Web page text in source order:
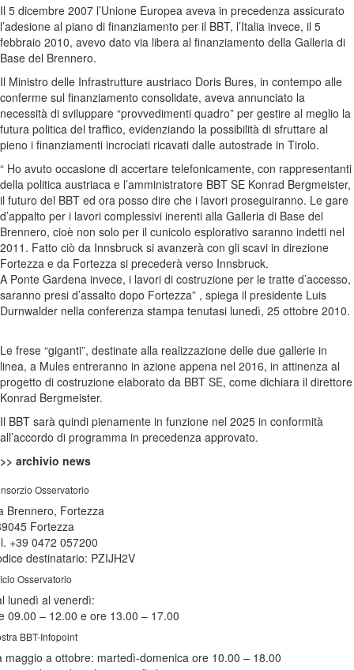
Il 5 dicembre 2007 l’Unione Europea aveva in precedenza assicurato
l’adesione al piano di finanziamento per il BBT, l’Italia invece, il 5
febbraio 2010, avevo dato via libera al finanziamento della Galleria di
Base del Brennero.
Il Ministro delle Infrastrutture austriaco Doris Bures, in contempo alle
conferme sul finanziamento consolidate, aveva annunciato la
necessità di sviluppare “provvedimenti quadro” per gestire al meglio la
futura politica del traffico, evidenziando la possibilità di sfruttare al
pieno i finanziamenti incrociati ricavati dalle autostrade in Tirolo.
“ Ho avuto occasione di accertare telefonicamente, con rappresentanti
della politica austriaca e l’amministratore BBT SE Konrad Bergmeister,
il futuro del BBT ed ora posso dire che i lavori proseguiranno. Le gare
d’appalto per i lavori complessivi inerenti alla Galleria di Base del
Brennero, cioè non solo per il cunicolo esplorativo saranno indetti nel
2011. Fatto ciò da Innsbruck si avanzerà con gli scavi in direzione
Fortezza e da Fortezza si precederà verso Innsbruck.
A Ponte Gardena invece, i lavori di costruzione per le tratte d’accesso,
saranno presi d’assalto dopo Fortezza” , spiega il presidente Luis
Durnwalder nella conferenza stampa tenutasi lunedì, 25 ottobre 2010.
Le frese “giganti”, destinate alla realizzazione delle due gallerie in
linea, a Mules entreranno in azione appena nel 2016, in attinenza al
progetto di costruzione elaborato da BBT SE, come dichiara il direttore
Konrad Bergmeister.
Il BBT sarà quindi pienamente in funzione nel 2025 in conformità
all’accordo di programma in precedenza approvato.
>> archivio news
Osservatorio
Brennero, Fortezza
Fortezza
+39 0472 057200
destinatario: PZIJH2V
Osservatorio
lunedì al venerdì:
09.00 – 12.00 e ore 13.00 – 17.00
BBT-Infopoint
maggio a ottobre: martedì-domenica ore 10.00 – 18.00